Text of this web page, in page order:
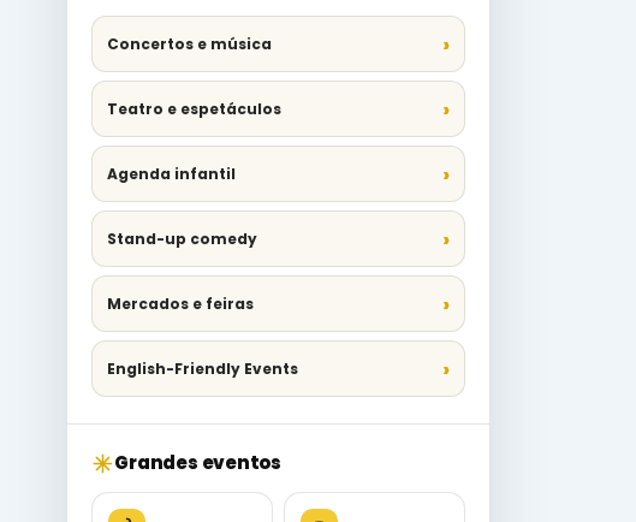
Concertos e música
Teatro e espetáculos
Agenda infantil
Stand-up comedy
Mercados e feiras
English-Friendly Events
Grandes eventos